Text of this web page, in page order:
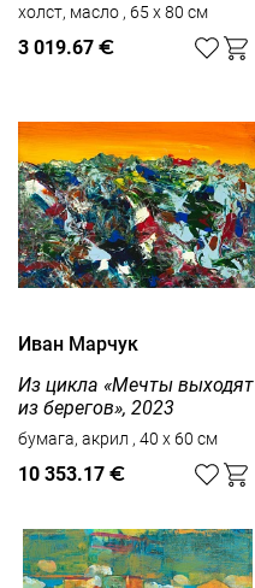
холст, масло , 65 x 80 см
3 019.67 €
Иван Марчук
Из цикла «Мечты выходят
из берегов», 2023
бумага, акрил , 40 x 60 см
10 353.17 €